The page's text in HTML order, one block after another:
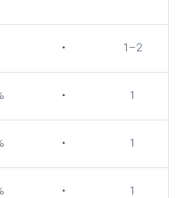
• 1–2
• 1
• 1
• 1